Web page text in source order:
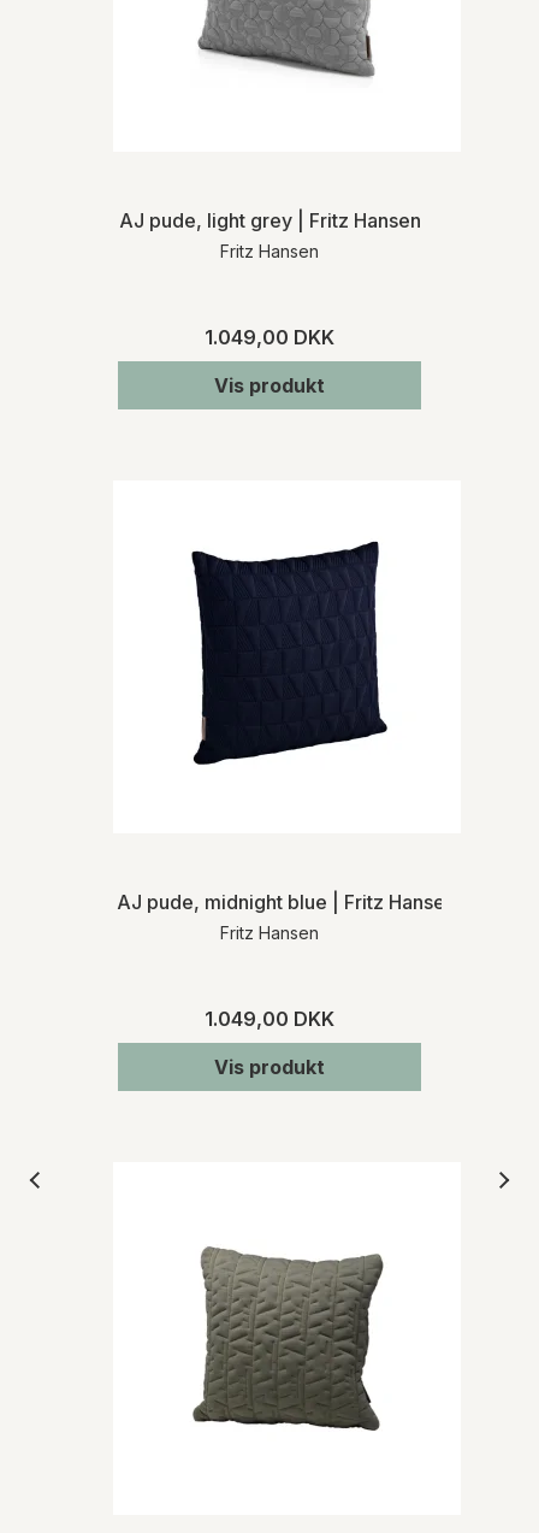
AJ pude, light grey | Fritz Hansen
Fritz Hansen
1.049,00 DKK
Vis produkt
AJ pude, midnight blue | Fritz Hansen
Fritz Hansen
1.049,00 DKK
Vis produkt